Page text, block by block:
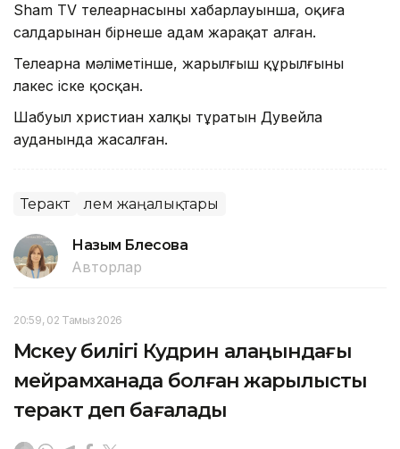
Sham TV телеарнасының хабарлауынша, оқиға
салдарынан бірнеше адам жарақат алған.
Телеарна мәліметінше, жарылғыш құрылғыны
лаңкес іске қосқан.
Шабуыл христиан халқы тұратын Дувейла
ауданында жасалған.
Теракт Әлем жаңалықтары
Назым Бөлесова
Авторлар
20:59, 02 Тамыз 2026
Мәскеу билігі Кудрин алаңындағы
мейрамханада болған жарылысты
теракт деп бағалады